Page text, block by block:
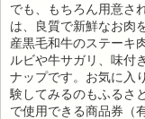
でも、もちろん用意さ
は、良質で新鮮なお肉
産黒毛和牛のステーキ
ルビや牛サガリ、味付
ナップです。お気に入
験してみるのもふるさ
で使用できる商品券（